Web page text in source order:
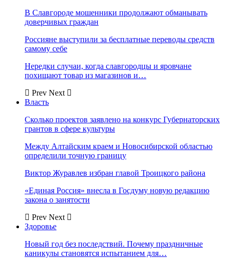
В Славгороде мошенники продолжают обманывать
доверчивых граждан
Россияне выступили за бесплатные переводы средств
самому себе
Нередки случаи, когда славгородцы и яровчане
похищают товар из магазинов и…
Prev Next
Власть
Сколько проектов заявлено на конкурс Губернаторских
грантов в сфере культуры
Между Алтайским краем и Новосибирской областью
определили точную границу
Виктор Журавлев избран главой Троицкого района
«Единая Россия» внесла в Госдуму новую редакцию
закона о занятости
Prev Next
Здоровье
Новый год без последствий. Почему праздничные
каникулы становятся испытанием для…